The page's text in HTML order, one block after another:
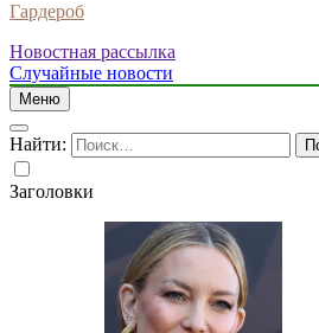
Гардероб
Новостная рассылка
Случайные новости
Меню
Найти:
Заголовки